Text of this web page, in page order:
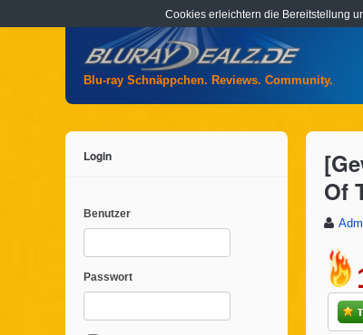
Blu-ray Schnäppchen. Reviews. Community.
Of
Login
Benutzer
Passwort
Cookies erleichtern die Bereitstellung